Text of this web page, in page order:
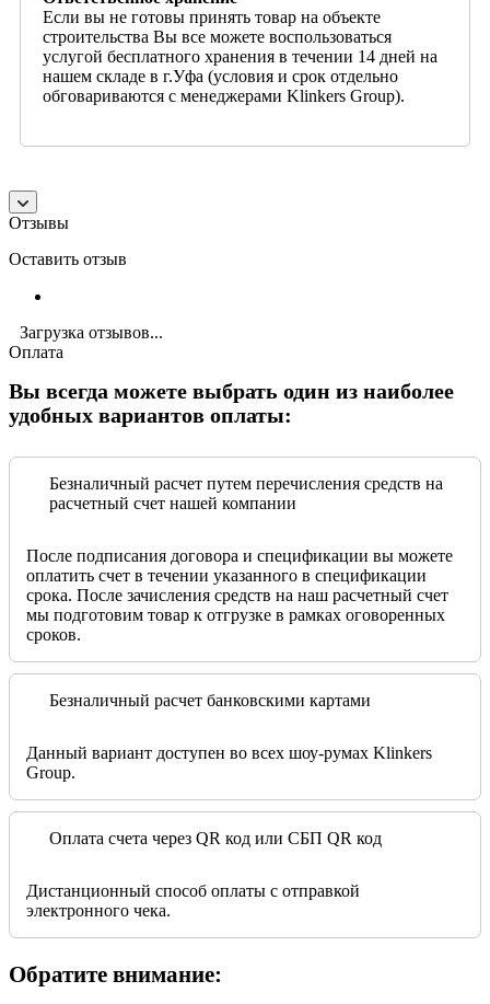
Если вы не готовы принять товар на объекте
строительства Вы все можете воспользоваться
услугой бесплатного хранения в течении 14 дней на
нашем складе в г.Уфа (условия и срок отдельно
обговариваются с менеджерами Klinkers Group).
Отзывы
Оставить отзыв
Загрузка отзывов...
Оплата
Вы всегда можете выбрать один из наиболее
удобных вариантов оплаты:
Безналичный расчет путем перечисления средств на
расчетный счет нашей компании
После подписания договора и спецификации вы можете
оплатить счет в течении указанного в спецификации
срока. После зачисления средств на наш расчетный счет
мы подготовим товар к отгрузке в рамках оговоренных
сроков.
Безналичный расчет банковскими картами
Данный вариант доступен во всех шоу-румах Klinkers
Group.
Оплата счета через QR код или СБП QR код
Дистанционный способ оплаты с отправкой
электронного чека.
Обратите внимание: